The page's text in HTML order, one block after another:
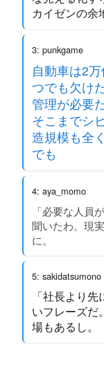
カイゼンの余
3: punkgame
自動車は2
つでも欠け
管理が必要
そこまでシ
造規模も全
でも
4: aya_momo
「必要な人員
聞いたわ。現
に。
5: sakidatsumono
「社長より
いフレーズだ
場もあるし。